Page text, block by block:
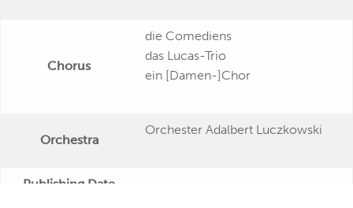
Chorus
die Comediens
das Lucas-Trio
ein [Damen-]Chor
Orchestra
Orchester Adalbert Luczkowski
Publishing Date